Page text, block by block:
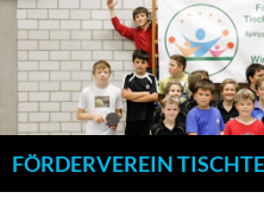
Zum
Inhalt
springen